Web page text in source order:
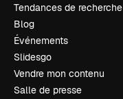
Tendances de recherche
Blog
Événements
Slidesgo
Vendre mon contenu
Salle de presse